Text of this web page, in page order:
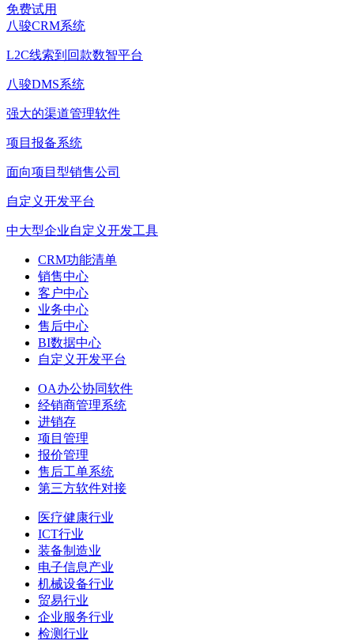
免费试用
八骏CRM系统
L2C线索到回款数智平台
八骏DMS系统
强大的渠道管理软件
项目报备系统
面向项目型销售公司
自定义开发平台
中大型企业自定义开发工具
CRM功能清单
销售中心
客户中心
业务中心
售后中心
BI数据中心
自定义开发平台
OA办公协同软件
经销商管理系统
进销存
项目管理
报价管理
售后工单系统
第三方软件对接
医疗健康行业
ICT行业
装备制造业
电子信息产业
机械设备行业
贸易行业
企业服务行业
检测行业